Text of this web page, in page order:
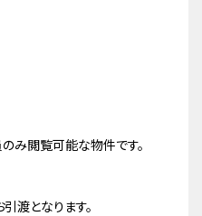
み閲覧可能な物件です。
渡となります。